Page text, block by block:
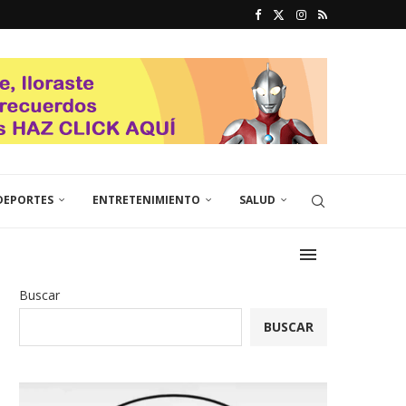
ENTRETENIMIENTO SALUD
Buscar
BUSCAR